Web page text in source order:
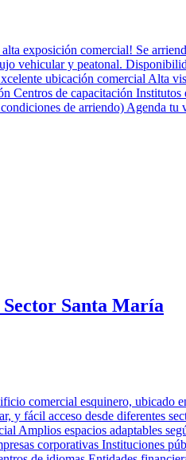
exposición comercial! Se
vehicular y peatonal.
ubicación comercial Alta
de capacitación
de arriendo) Agenda
Santa María
comercial esquinero, ubicado
fácil acceso desde diferentes
Amplios espacios adaptables
corporativas Instituciones